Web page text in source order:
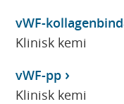
vWF-
Klinisk kemi
vWF-pp
Klinisk kemi